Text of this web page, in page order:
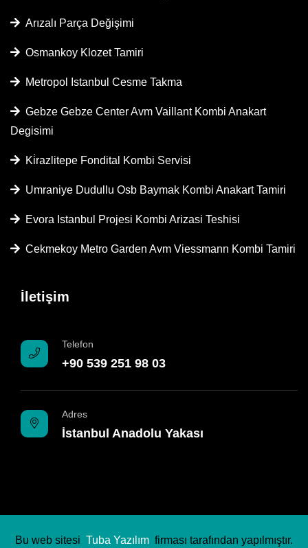
Arızalı Parça Değişimi
Osmankoy Klozet Tamiri
Metropol Istanbul Cesme Takma
Gebze Gebze Center Avm Vaillant Kombi Anakart
Degisimi
Ki̇razlitepe Fondital Kombi Servisi
Umraniye Dudullu Osb Baymak Kombi Anakart Tamiri
Evora Istanbul Projesi Kombi Arizasi Teshisi
Cekmekoy Metro Garden Avm Viessmann Kombi Tamiri
İletişim
Telefon
+90 539 251 98 03
Adres
İstanbul Anadolu Yakası
Bu web sitesi Tuba Yazılım firması tarafından yapılmıştır.